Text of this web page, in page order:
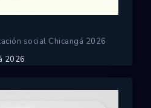
social Chicangá 2026
2026